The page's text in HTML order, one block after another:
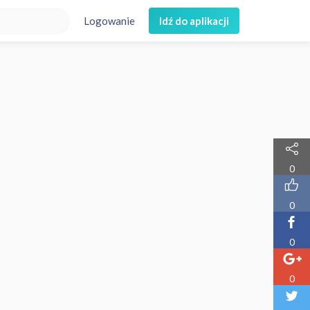
Logowanie Idź do aplikacji
0
0
0
0